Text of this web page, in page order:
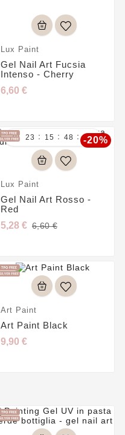
Lux Paint
Gel Nail Art Fucsia
Intenso - Cherry
6,60 €
 23 : 15 : 48 : 45
Lux Paint
Gel Nail Art Rosso -
Red
5,28 €
-20%
6,60 €
Art Paint
Art Paint Black
9,90 €